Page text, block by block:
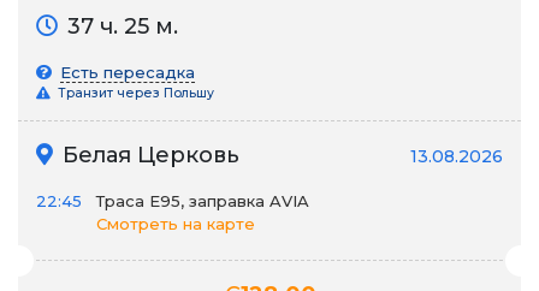
37 ч. 25 м.
Есть пересадка
Транзит через Польшу
Белая Церковь 13.08.2026
22:45
Траса E95, заправка AVIA
Смотреть на карте